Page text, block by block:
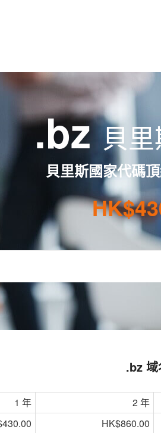
.bz貝
貝里斯國家代碼
.bz
1 年 2 年
HK$860.00